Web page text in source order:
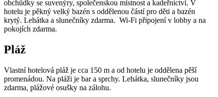
obchůdky se suvenýry, společenskou místnost a kadeřnictví. V
hotelu je pěkný velký bazén s oddělenou částí pro děti a bazén
krytý. Lehátka a slunečníky zdarma. Wi-Fi připojení v lobby a na
pokojích zdarma.
Pláž
Vlastní hotelová pláž je cca 150 m a od hotelu je oddělena pěší
promenádou. Na pláži je bar a sprchy. Lehátka, slunečníky jsou
zdarma, plážové osušky na zálohu.